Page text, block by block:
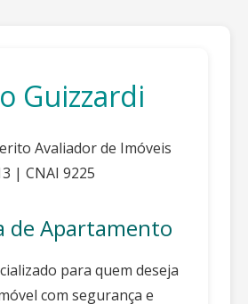
Guizzardi
Avaliador de Imóveis
| CNAI 9225
de Apartamento
para quem deseja
com segurança e